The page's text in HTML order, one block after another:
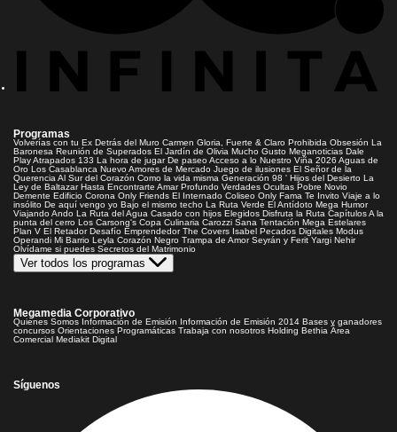
Programas
Volverías con tu Ex Detrás del Muro Carmen Gloria, Fuerte & Claro Prohibida Obsesión La
Baronesa Reunión de Superados El Jardín de Olivia Mucho Gusto Meganoticias Dale
PlayAtrapados 133 La hora de jugar De paseoAcceso a lo Nuestro Viña 2026 Aguas de
Oro Los Casablanca Nuevo Amores de Mercado Juego de ilusiones El Señor de la
Querencia Al Sur del Corazón Como la vida misma Generación 98 ' Hijos del Desierto La
Ley de Baltazar Hasta Encontrarte Amar Profundo Verdades Ocultas Pobre Novio
Demente Edificio Corona Only Friends El Internado Coliseo Only Fama Te Invito Viaje a lo
insólito De aquí vengo yo Bajo el mismo techo La Ruta Verde El Antídoto Mega Humor
Viajando Ando La Ruta del Agua Casado con hijos Elegidos Disfruta la Ruta CapítulosA la
punta del cerro Los Carsong's Copa Culinaria Carozzi Sana Tentación Mega Estelares
Plan V El Retador Desafío Emprendedor The Covers Isabel Pecados Digitales Modus
Operandi Mi Barrio Leyla Corazón Negro Trampa de Amor Seyrán y Ferit Yargi Nehir
Olvídame si puedes Secretos del Matrimonio
Ver todos los programas
Megamedia Corporativo
Quienes Somos Información de Emisión Información de Emisión 2014 Bases y ganadores
concursos Orientaciones Programáticas Trabaja con nosotros Holding Bethia Área
Comercial Mediakit Digital
Síguenos